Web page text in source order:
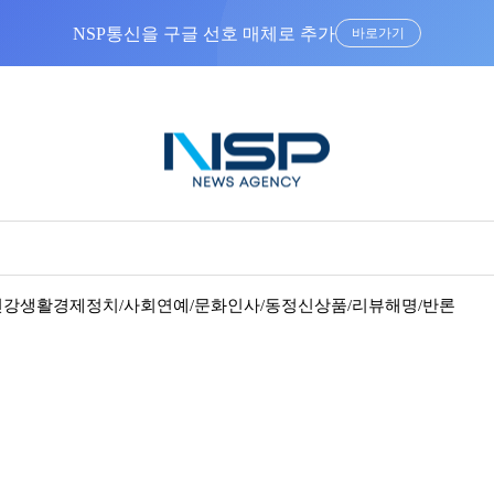
NSP통신을 구글 선호 매체로 추가 바로가기
강생활경제 정치/사회 연예/문화인사/동정신상품/리뷰해명/반론